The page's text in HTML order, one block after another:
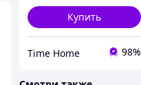
Купить
Time Home 98%